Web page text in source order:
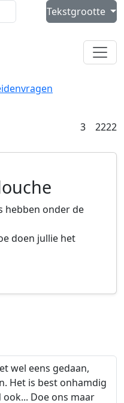
Zoeken
Tekstgrootte
link)
3reacties
2222
hebben onder de
doen jullie het
wel eens gedaan,
Het is best onhamdig
Doe ons maar